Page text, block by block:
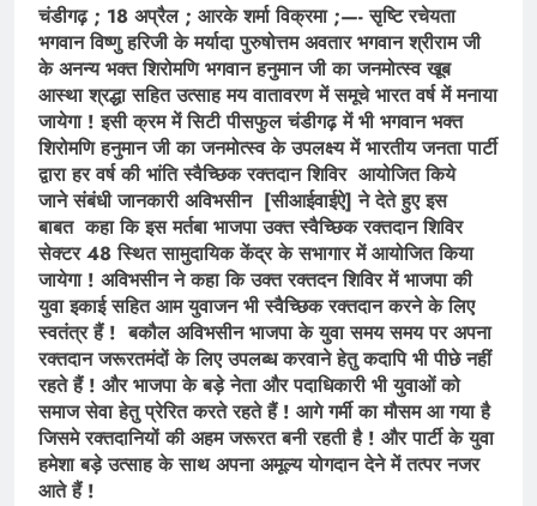
चंडीगढ़ ; 18 अप्रैल ; आरके शर्मा विक्रमा ;—- सृष्टि रचेयता
भगवान विष्णु हरिजी के मर्यादा पुरुषोत्तम अवतार भगवान श्रीराम जी
के अनन्य भक्त शिरोमणि भगवान हनुमान जी का जनमोत्स्व खूब
आस्था श्रद्धा सहित उत्साह मय वातावरण में समूचे भारत वर्ष में मनाया
जायेगा ! इसी क्रम में सिटी पीसफुल चंडीगढ़ में भी भगवान भक्त
शिरोमणि हनुमान जी का जनमोत्स्व के उपलक्ष्य में भारतीय जनता पार्टी
द्वारा हर वर्ष की भांति स्वैच्छिक रक्तदान शिविर आयोजित किये
जाने संबंधी जानकारी अविभसीन [सीआईवाईऐ] ने देते हुए इस
बाबत कहा कि इस मर्तबा भाजपा उक्त स्वैच्छिक रक्तदान शिविर
सेक्टर 48 स्थित सामुदायिक केंद्र के सभागार में आयोजित किया
जायेगा ! अविभसीन ने कहा कि उक्त रक्तदन शिविर में भाजपा की
युवा इकाई सहित आम युवाजन भी स्वैच्छिक रक्तदान करने के लिए
स्वतंत्र हैं ! बकौल अविभसीन भाजपा के युवा समय समय पर अपना
रक्तदान जरूरतमंदों के लिए उपलब्ध करवाने हेतु कदापि भी पीछे नहीं
रहते हैं ! और भाजपा के बड़े नेता और पदाधिकारी भी युवाओं को
समाज सेवा हेतु प्रेरित करते रहते हैं ! आगे गर्मी का मौसम आ गया है
जिसमे रक्तदानियों की अहम जरूरत बनी रहती है ! और पार्टी के युवा
हमेशा बड़े उत्साह के साथ अपना अमूल्य योगदान देने में तत्पर नजर
आते हैं !